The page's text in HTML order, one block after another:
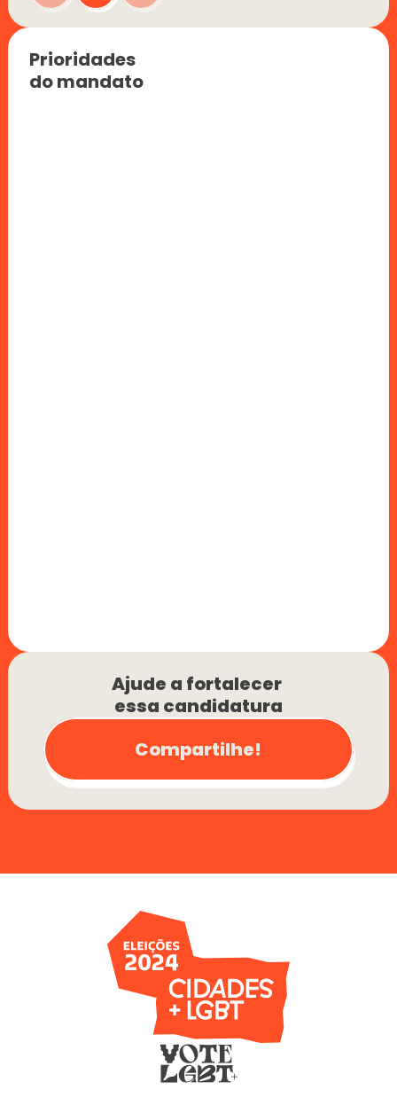
Prioridades
do mandato
Ajude a fortalecer
essa candidatura
Compartilhe!